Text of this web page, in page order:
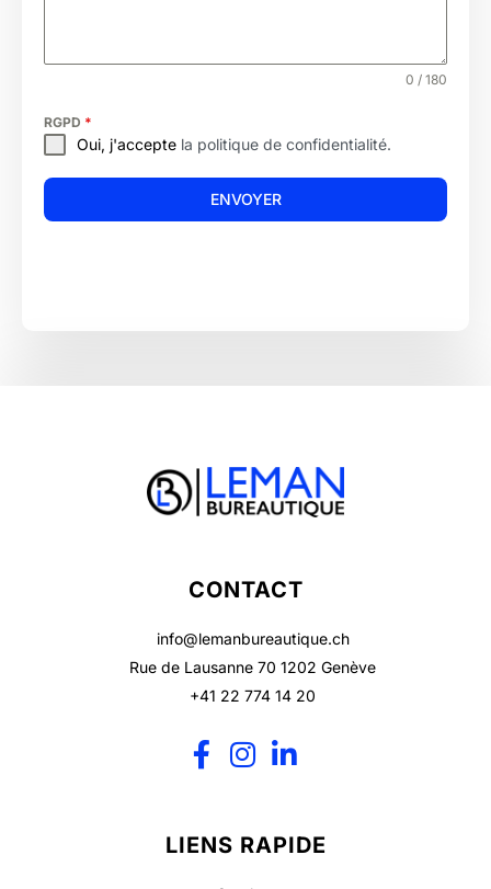
0 / 180
RGPD *
Oui, j'accepte la politique de confidentialité.
ENVOYER
CONTACT
info@lemanbureautique.ch
Rue de Lausanne 70 1202 Genève
+41 22 774 14 20
LIENS RAPIDE